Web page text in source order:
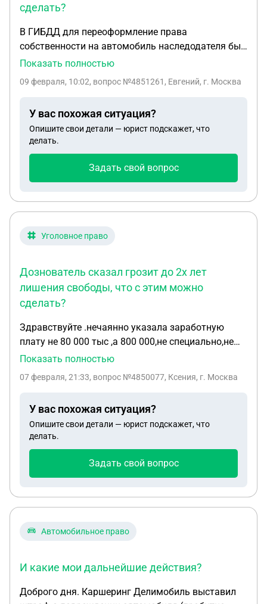
сделать?
В ГИБДД для переоформление права
собственности на автомобиль наследодателя был
предоставлен подложный договор купли
уголовное дело. В рамках дела была проведена
наследодателю не принадлежит. 2. На вопрос
покупателем ли исполнена подпись за продавца
(наследодателя) получен вероятный ответ:
сделана Покупателем. подскажите что
эксперта не категоричной формы, мне как
экспертизу? Как правильно это сделать?
Показать полностью
09 февраля, 10:02, вопрос №4851261, Евгений, г. Москва
У вас похожая ситуация?
Опишите свои детали — юрист подскажет, что
делать.
Задать свой вопрос
Уголовное право
Дознователь сказал грозит до 2х лет
лишения свободы, что с этим можно
сделать?
Здравствуйте .нечаянно указала заработную
плату не 80 000 тыс ,а 800 000,не специально,не
заметила Займ просрочен нас113 дней,пришло
уголовном деле по факту мошенество ,и оплат не
тыс. Дознователь сказал грозит до 2х лет
лишения свободы,что с этим можно сделать?
Показать полностью
07 февраля, 21:33, вопрос №4850077, Ксения, г. Москва
У вас похожая ситуация?
Опишите свои детали — юрист подскажет, что
делать.
Задать свой вопрос
Автомобильное право
И какие мои дальнейшие действия?
Доброго дня. Каршеринг Делимобиль выставил